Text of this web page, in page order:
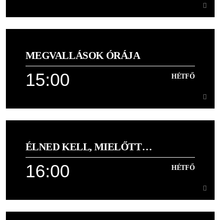
14:00 HÉTFŐ
Sorsfordító imák a Bibliából
Learn more
MEGVALLÁSOK ÓRÁJA
15:00 HÉTFŐ
15:00 HÉTFŐ
[...]
Learn more
ÉLNED KELL, MIELŐTT
MEGHALSZ!
16:00 HÉTFŐ
HÉTFŐ